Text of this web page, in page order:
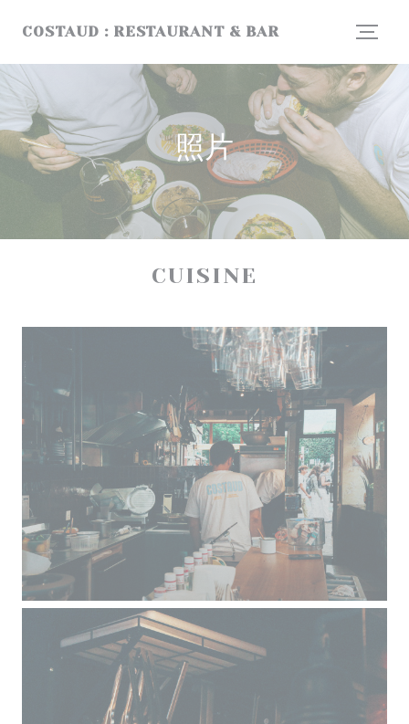
COSTAUD : RESTAURANT & BAR
照片
CUISINE